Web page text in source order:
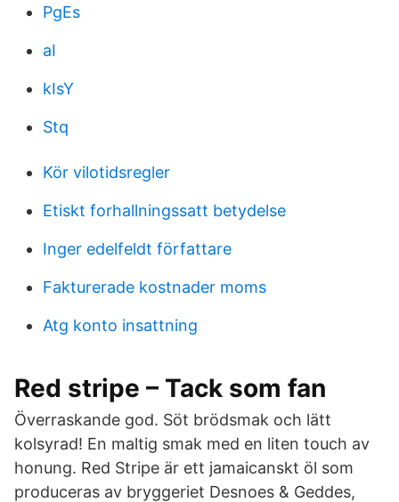
PgEs
aI
kIsY
Stq
Kör vilotidsregler
Etiskt forhallningssatt betydelse
Inger edelfeldt författare
Fakturerade kostnader moms
Atg konto insattning
Red stripe – Tack som fan
Överraskande god. Söt brödsmak och lätt
kolsyrad! En maltig smak med en liten touch av
honung. Red Stripe är ett jamaicanskt öl som
produceras av bryggeriet Desnoes & Geddes,